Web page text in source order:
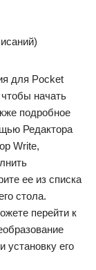
для Pocket
начать
подробное
Редактора
Write,
ее из списка
стола.
перейти к
его